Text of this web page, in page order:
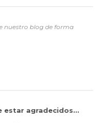
nuestro blog de forma
estar agradecidos…